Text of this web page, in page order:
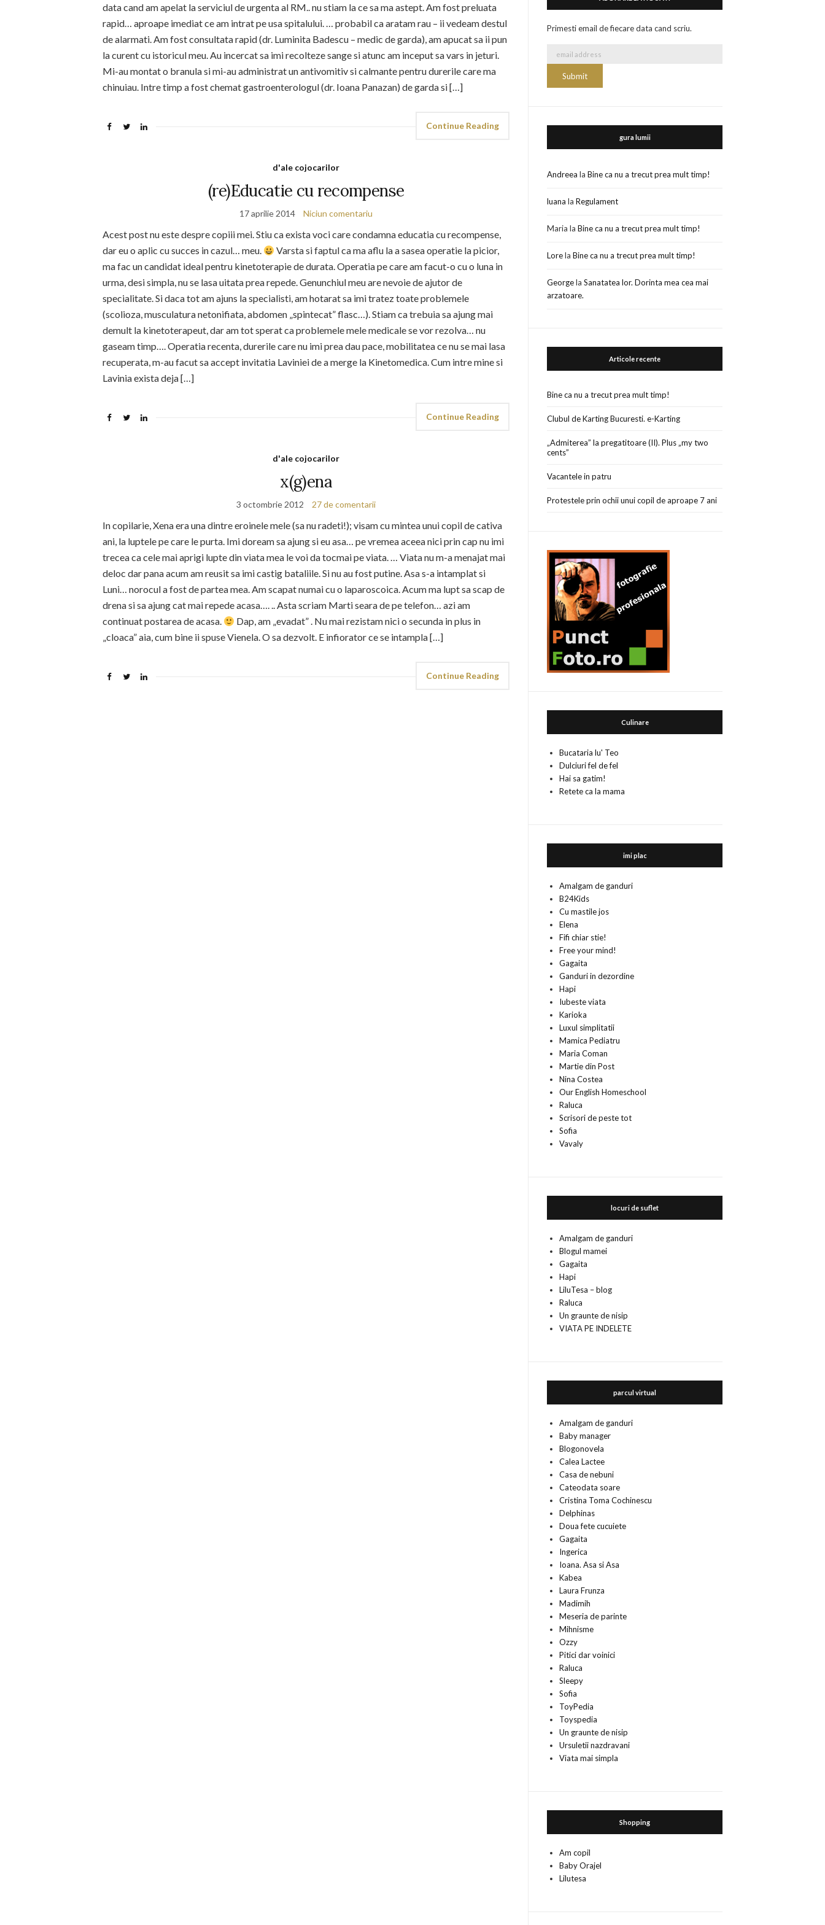
data cand am apelat la serviciul de urgenta al RM.. nu stiam la ce sa ma astept. Am fost preluata
rapid… aproape imediat ce am intrat pe usa spitalului. … probabil ca aratam rau – ii vedeam destul
de alarmati. Am fost consultata rapid (dr. Luminita Badescu – medic de garda), am apucat sa ii pun
la curent cu istoricul meu. Au incercat sa imi recolteze sange si atunc am inceput sa vars in jeturi.
Mi-au montat o branula si mi-au administrat un antivomitiv si calmante pentru durerile care ma
chinuiau. Intre timp a fost chemat gastroenterologul (dr. Ioana Panazan) de garda si […]
Continue Reading
d'ale cojocarilor
(re)Educatie cu recompense
17 aprilie 2014 Niciun comentariu
Acest post nu este despre copiii mei. Stiu ca exista voci care condamna educatia cu recompense,
dar eu o aplic cu succes in cazul… meu.
Varsta si faptul ca ma aflu la a sasea operatie la picior,
ma fac un candidat ideal pentru kinetoterapie de durata. Operatia pe care am facut-o cu o luna in
urma, desi simpla, nu se lasa uitata prea repede. Genunchiul meu are nevoie de ajutor de
specialitate. Si daca tot am ajuns la specialisti, am hotarat sa imi tratez toate problemele
(scolioza, musculatura netonifiata, abdomen „spintecat” flasc…). Stiam ca trebuia sa ajung mai
demult la kinetoterapeut, dar am tot sperat ca problemele mele medicale se vor rezolva… nu
gaseam timp…. Operatia recenta, durerile care nu imi prea dau pace, mobilitatea ce nu se mai lasa
recuperata, m-au facut sa accept invitatia Laviniei de a merge la Kinetomedica. Cum intre mine si
Lavinia exista deja […]
Continue Reading
d'ale cojocarilor
x(g)ena
3 octombrie 2012 27 de comentarii
In copilarie, Xena era una dintre eroinele mele (sa nu radeti!); visam cu mintea unui copil de cativa
ani, la luptele pe care le purta. Imi doream sa ajung si eu asa… pe vremea aceea nici prin cap nu imi
trecea ca cele mai aprigi lupte din viata mea le voi da tocmai pe viata. … Viata nu m-a menajat mai
deloc dar pana acum am reusit sa imi castig bataliile. Si nu au fost putine. Asa s-a intamplat si
Luni… norocul a fost de partea mea. Am scapat numai cu o laparoscoica. Acum ma lupt sa scap de
drena si sa ajung cat mai repede acasa…. .. Asta scriam Marti seara de pe telefon… azi am
continuat postarea de acasa.
Dap, am „evadat” . Nu mai rezistam nici o secunda in plus in
„cloaca” aia, cum bine ii spuse Vienela. O sa dezvolt. E infiorator ce se intampla […]
Continue Reading
Primesti email de fiecare data cand scriu.
gura lumii
Andreea laBine ca nu a trecut prea mult timp!
luana laRegulament
Maria laBine ca nu a trecut prea mult timp!
LorelaBine ca nu a trecut prea mult timp!
GeorgelaSanatatea lor. Dorinta mea cea mai
arzatoare.
Articole recente
Bine ca nu a trecut prea mult timp!
Clubul de Karting Bucuresti. e-Karting
„Admiterea” la pregatitoare (II). Plus „my two
cents”
Vacantele in patru
Protestele prin ochii unui copil de aproape 7 ani
Culinare
Bucataria lu' Teo
Dulciuri fel de fel
Hai sa gatim!
Retete ca la mama
imi plac
Amalgam de ganduri
B24Kids
Cu mastile jos
Elena
Fifi chiar stie!
Free your mind!
Gagaita
Ganduri in dezordine
Hapi
Iubeste viata
Karioka
Luxul simplitatii
Mamica Pediatru
Maria Coman
Martie din Post
Nina Costea
Our English Homeschool
Raluca
Scrisori de peste tot
Sofia
Vavaly
locuri de suflet
Amalgam de ganduri
Blogul mamei
Gagaita
Hapi
LiluTesa – blog
Raluca
Un graunte de nisip
VIATA PE INDELETE
parcul virtual
Amalgam de ganduri
Baby manager
Blogonovela
Calea Lactee
Casa de nebuni
Cateodata soare
Cristina Toma Cochinescu
Delphinas
Doua fete cucuiete
Gagaita
Ingerica
Ioana. Asa si Asa
Kabea
Laura Frunza
Madimih
Meseria de parinte
Mihnisme
Ozzy
Pitici dar voinici
Raluca
Sleepy
Sofia
ToyPedia
Toyspedia
Un graunte de nisip
Ursuletii nazdravani
Viata mai simpla
Shopping
Am copil
Baby Orajel
Lilutesa